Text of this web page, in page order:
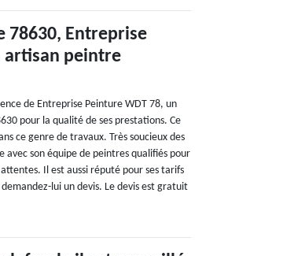
78630, Entreprise
artisan peintre
de Entreprise Peinture WDT 78, un
pour la qualité de ses prestations. Ce
ce genre de travaux. Très soucieux des
son équipe de peintres qualifiés pour
Il est aussi réputé pour ses tarifs
lui un devis. Le devis est gratuit